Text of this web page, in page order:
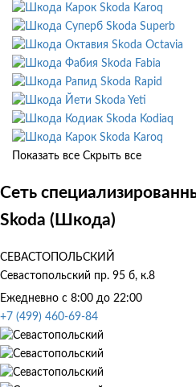
Skoda Karoq
Skoda Superb
Skoda Octavia
Skoda Fabia
Skoda Rapid
Skoda Yeti
Skoda Kodiaq
Skoda Karoq
Показать все Скрыть все
Сеть
Skoda (Шкода)
СЕВАСТОПОЛЬСКИЙ
Севастопольский пр. 95 б, к.8
Ежедневно с 8:00 до 22:00
+7 (499) 460-69-84